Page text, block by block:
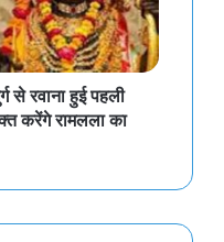
से रवाना हुई पहली
करेंगे रामलला का